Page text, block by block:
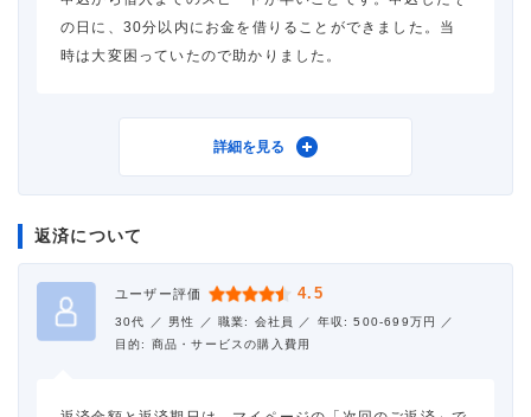
審査時間 1週間以内
借入事実の把握 家族
重視した点 借入スピード
の日に、30分以内にお金を借りることができました。当
時は大変困っていたので助かりました。
レイク
借入金額 80万円
金利 年18.0%
詳細を見る
返済について
ユーザー評価 4.5
30代 ／ 男性 ／ 職業: 会社員 ／
年収: 500-699万円 ／
目的: 商品・サービスの購入費用